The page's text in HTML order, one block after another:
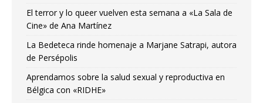
El terror y lo queer vuelven esta semana a «La Sala de
Cine» de Ana Martínez
La Bedeteca rinde homenaje a Marjane Satrapi, autora
de Persépolis
Aprendamos sobre la salud sexual y reproductiva en
Bélgica con «RIDHE»